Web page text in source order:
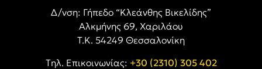
Δ/νση: Γήπεδο “Κλεάνθης Βικελίδης”
Αλκμήνης 69, Χαριλάου
Τ.Κ. 54249 Θεσσαλονίκη
Tηλ. Επικοινωνίας: +30 (2310) 305 402